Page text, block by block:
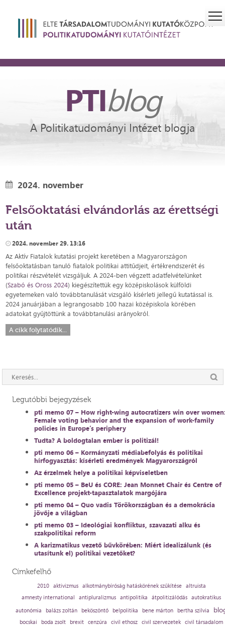
PTIblog
A Politikatudományi Intézet blogja
2024. november
Felsőoktatási elvándorlás az érettségi
után
2024. november 29. 13:16
Az Aktív Fiatalok kutatási projekt keretében a Magyarországon
felsőoktatásban tanuló fiatalok politikai attitűdjeit, értékrendszerét és
politikai részvételét vizsgáljuk. A 2024-ben végzett adatfelvételünket
(Szabó és Oross 2024) kiegészítettük egy középiskolások külföldi
egyetemeken való továbbtanulását vizsgáló kísérleti jellegű kutatással is.
2024 januárjában a legrangosabb 100 hazai középiskola körében
adatokat gyűjtöttünk a továbbtanulási arányokról.
A cikk folytatódik...
Legutóbbi bejegyzések
pti memo 07 – How right-wing autocratizers win over
Female voting behavior and the expansion of work-family
policies in Europe’s periphery
Tudta? A boldogtalan ember is politizál!
pti memo 06 – Kormányzati médiabefolyás és politikai
hírfogyasztás: kísérleti eredmények Magyarországról
Az érzelmek helye a politikai képviseletben
pti memo 05 – BeU és CORE: Jean Monnet Chair és Centre of
Excellence projekt-tapasztalatok margójára
pti memo 04 – Quo vadis Törökországban és a demokrácia
jövője a világban
pti memo 03 – Ideológiai konfliktus, szavazati alku és
szakpolitikai reform
A karizmatikus vezető bűvkörében: Miért idealizálunk (és
utasítunk el) politikai vezetőket?
Címkefelhő
2010 aktivizmus alkotmánybíróság hatáskörének szűkítése
altruista
amnesty international
antipluralizmus antipolitika átpolitizálódás autokratikus
autonómia
balázs zoltán beköszöntő belpolitika bene márton bertha szilvia
bocskai boda zsolt brexit cenzúra civil ethosz civil szervezetek civil társadalom